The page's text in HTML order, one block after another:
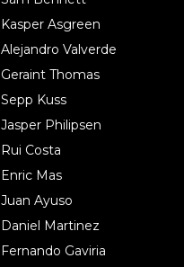
Kasper Asgreen
Alejandro Valverde
Geraint Thomas
Sepp Kuss
Jasper Philipsen
Rui Costa
Enric Mas
Juan Ayuso
Daniel Martinez
Fernando Gaviria